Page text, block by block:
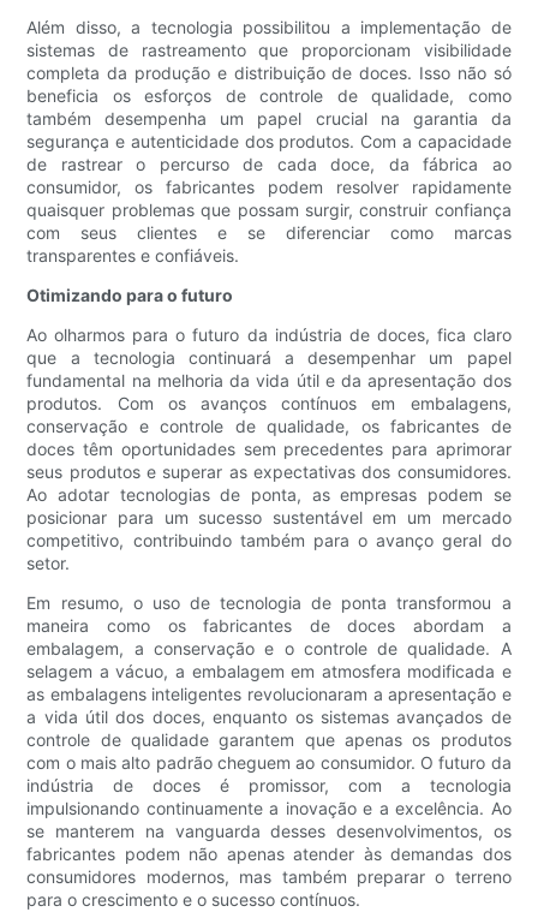
Além disso, a tecnologia possibilitou a implementação de
sistemas de rastreamento que proporcionam visibilidade
completa da produção e distribuição de doces. Isso não só
beneficia os esforços de controle de qualidade, como
também desempenha um papel crucial na garantia da
segurança e autenticidade dos produtos. Com a capacidade
de rastrear o percurso de cada doce, da fábrica ao
consumidor, os fabricantes podem resolver rapidamente
quaisquer problemas que possam surgir, construir confiança
com seus clientes e se diferenciar como marcas
transparentes e confiáveis.
Otimizando para o futuro
Ao olharmos para o futuro da indústria de doces, fica claro
que a tecnologia continuará a desempenhar um papel
fundamental na melhoria da vida útil e da apresentação dos
produtos. Com os avanços contínuos em embalagens,
conservação e controle de qualidade, os fabricantes de
doces têm oportunidades sem precedentes para aprimorar
seus produtos e superar as expectativas dos consumidores.
Ao adotar tecnologias de ponta, as empresas podem se
posicionar para um sucesso sustentável em um mercado
competitivo, contribuindo também para o avanço geral do
setor.
Em resumo, o uso de tecnologia de ponta transformou a
maneira como os fabricantes de doces abordam a
embalagem, a conservação e o controle de qualidade. A
selagem a vácuo, a embalagem em atmosfera modificada e
as embalagens inteligentes revolucionaram a apresentação e
a vida útil dos doces, enquanto os sistemas avançados de
controle de qualidade garantem que apenas os produtos
com o mais alto padrão cheguem ao consumidor. O futuro da
indústria de doces é promissor, com a tecnologia
impulsionando continuamente a inovação e a excelência. Ao
se manterem na vanguarda desses desenvolvimentos, os
fabricantes podem não apenas atender às demandas dos
consumidores modernos, mas também preparar o terreno
para o crescimento e o sucesso contínuos.